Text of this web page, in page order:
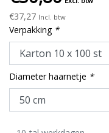
€37,27 Incl. btw
Verpakking *
Diameter haarnetje *